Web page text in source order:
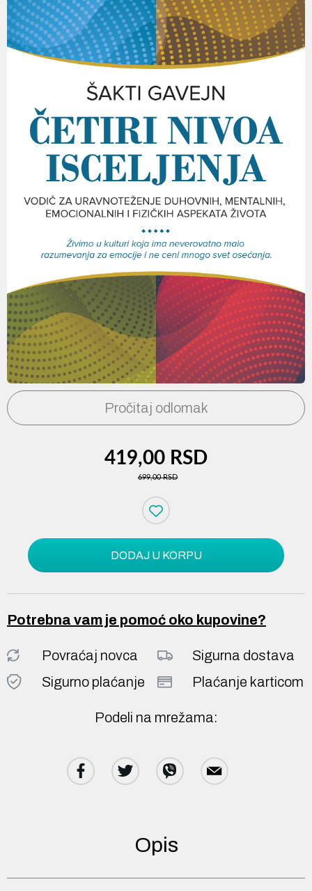
Pročitaj odlomak
419,00 RSD
699,00 RSD
DODAJ U KORPU
Potrebna vam je pomoć oko kupovine?
Povraćaj novca
Sigurna dostava
Sigurno plaćanje
Plaćanje karticom
Podeli na mrežama:
Opis